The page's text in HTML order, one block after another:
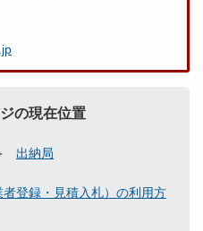
の現在位置
出納局
登録・見積入札）の利用方